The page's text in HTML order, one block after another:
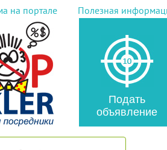
на портале Полезная
Подать
объявление